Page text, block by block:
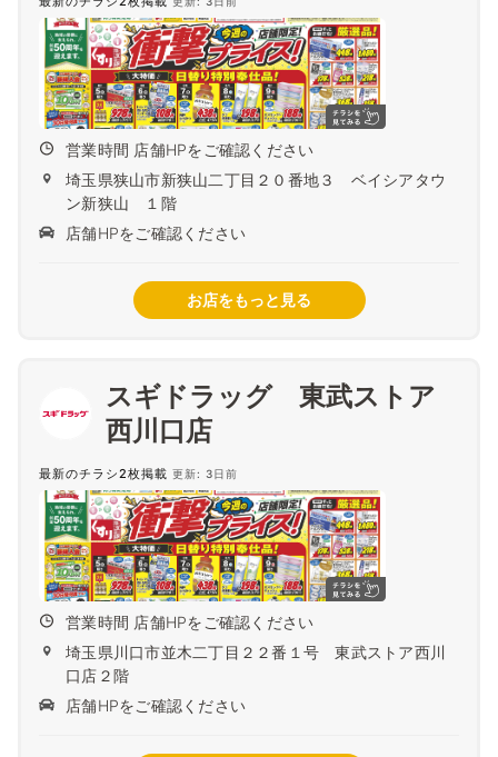
営業時間 店舗HPをご確認ください
埼玉県狭山市新狭山二丁目２０番地３ ベイシアタウ
ン新狭山 １階
店舗HPをご確認ください
お店をもっと見る
スギドラッグ 東武ストア
西川口店
最新のチラシ2枚掲載 更新: 3日前
営業時間 店舗HPをご確認ください
埼玉県川口市並木二丁目２２番１号 東武ストア西川
口店２階
店舗HPをご確認ください